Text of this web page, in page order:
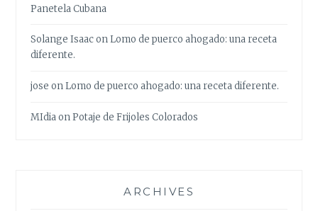
Panetela Cubana
Solange IsaaconLomo de puerco ahogado: una receta
diferente.
jose onLomo de puerco ahogado: una receta diferente.
MIdiaonPotaje de Frijoles Colorados
ARCHIVES